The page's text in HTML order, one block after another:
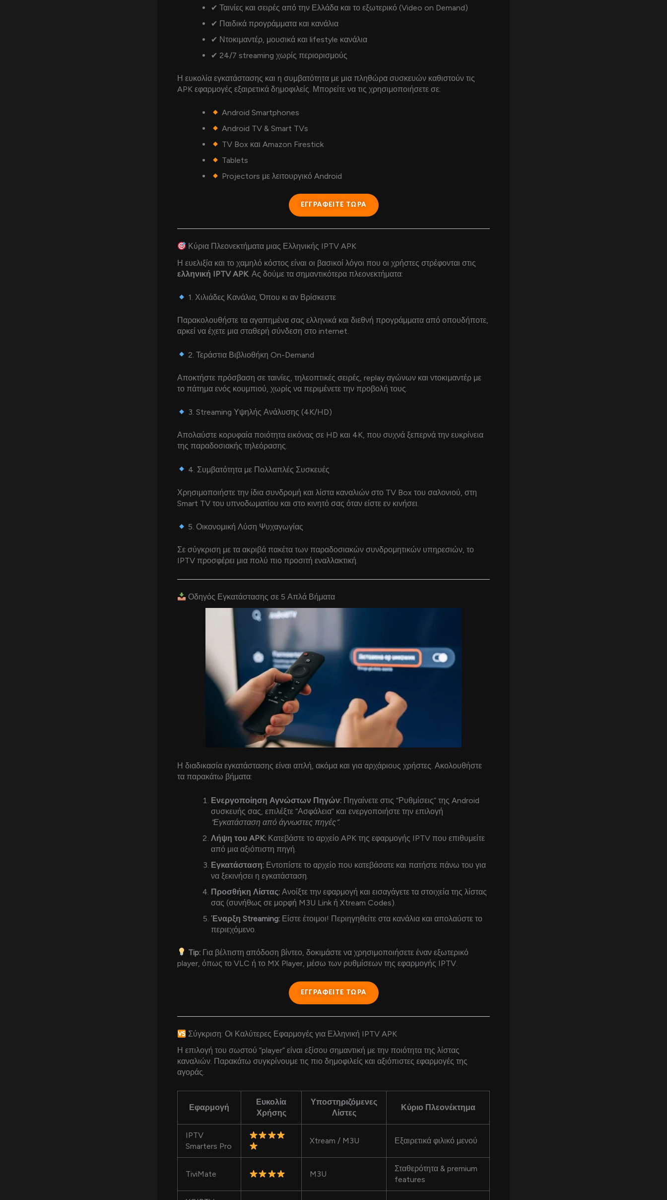
✔ Ταινίες και σειρές από την Ελλάδα και το εξωτερικό (Video on Demand)
✔ Παιδικά προγράμματα και κανάλια
✔ Ντοκιμαντέρ, μουσικά και lifestyle κανάλια
✔ 24/7 streaming χωρίς περιορισμούς
Η ευκολία εγκατάστασης και η συμβατότητα με μια πληθώρα συσκευών καθιστούν τις
APK εφαρμογές εξαιρετικά δημοφιλείς. Μπορείτε να τις χρησιμοποιήσετε σε:
Android Smartphones
Android TV & Smart TVs
TV Box και Amazon Firestick
Tablets
Projectors με λειτουργικό Android
ΕΓΓΡΑΦΕΙΤΕ ΤΩΡΑ
Κύρια Πλεονεκτήματα μιας Ελληνικής IPTV APK
Η ευελιξία και το χαμηλό κόστος είναι οι βασικοί λόγοι που οι χρήστες στρέφονται στις
ελληνική IPTV APK. Ας δούμε τα σημαντικότερα πλεονεκτήματα:
1. Χιλιάδες Κανάλια, Όπου κι αν Βρίσκεστε
Παρακολουθήστε τα αγαπημένα σας ελληνικά και διεθνή προγράμματα από οπουδήποτε,
αρκεί να έχετε μια σταθερή σύνδεση στο internet.
2. Τεράστια Βιβλιοθήκη On-Demand
Αποκτήστε πρόσβαση σε ταινίες, τηλεοπτικές σειρές, replay αγώνων και ντοκιμαντέρ με
το πάτημα ενός κουμπιού, χωρίς να περιμένετε την προβολή τους.
3. Streaming Υψηλής Ανάλυσης (4K/HD)
Απολαύστε κορυφαία ποιότητα εικόνας σε HD και 4K, που συχνά ξεπερνά την ευκρίνεια
της παραδοσιακής τηλεόρασης.
4. Συμβατότητα με Πολλαπλές Συσκευές
Χρησιμοποιήστε την ίδια συνδρομή και λίστα καναλιών στο TV Box του σαλονιού, στη
Smart TV του υπνοδωματίου και στο κινητό σας όταν είστε εν κινήσει.
5. Οικονομική Λύση Ψυχαγωγίας
Σε σύγκριση με τα ακριβά πακέτα των παραδοσιακών συνδρομητικών υπηρεσιών, το
IPTV προσφέρει μια πολύ πιο προσιτή εναλλακτική.
Οδηγός Εγκατάστασης σε 5 Απλά Βήματα
Η διαδικασία εγκατάστασης είναι απλή, ακόμα και για αρχάριους χρήστες. Ακολουθήστε
τα παρακάτω βήματα:
Ενεργοποίηση Αγνώστων Πηγών: Πηγαίνετε στις “Ρυθμίσεις” της Android
συσκευής σας, επιλέξτε “Ασφάλεια” και ενεργοποιήστε την επιλογή
“Εγκατάσταση από άγνωστες πηγές”.
Λήψη του APK: Κατεβάστε το αρχείο APK της εφαρμογής IPTV που επιθυμείτε
από μια αξιόπιστη πηγή.
Εγκατάσταση: Εντοπίστε το αρχείο που κατεβάσατε και πατήστε πάνω του για
να ξεκινήσει η εγκατάσταση.
Προσθήκη Λίστας: Ανοίξτε την εφαρμογή και εισαγάγετε τα στοιχεία της λίστας
σας (συνήθως σε μορφή M3U Link ή Xtream Codes).
Έναρξη Streaming: Είστε έτοιμοι! Περιηγηθείτε στα κανάλια και απολαύστε το
περιεχόμενο.
Tip: Για βέλτιστη απόδοση βίντεο, δοκιμάστε να χρησιμοποιήσετε έναν εξωτερικό
player, όπως το VLC ή το MX Player, μέσω των ρυθμίσεων της εφαρμογής IPTV.
ΕΓΓΡΑΦΕΙΤΕ ΤΩΡΑ
Σύγκριση: Οι Καλύτερες Εφαρμογές για Ελληνική IPTV APK
Η επιλογή του σωστού “player” είναι εξίσου σημαντική με την ποιότητα της λίστας
καναλιών. Παρακάτω συγκρίνουμε τις πιο δημοφιλείς και αξιόπιστες εφαρμογές της
αγοράς.
Εφαρμογή
Ευκολία
Χρήσης
Υποστηριζόμενες
Λίστες
Κύριο Πλεονέκτημα
IPTV
Smarters Pro
Xtream / M3U Εξαιρετικά φιλικό μενού
TiviMate M3U
Σταθερότητα & premium
features